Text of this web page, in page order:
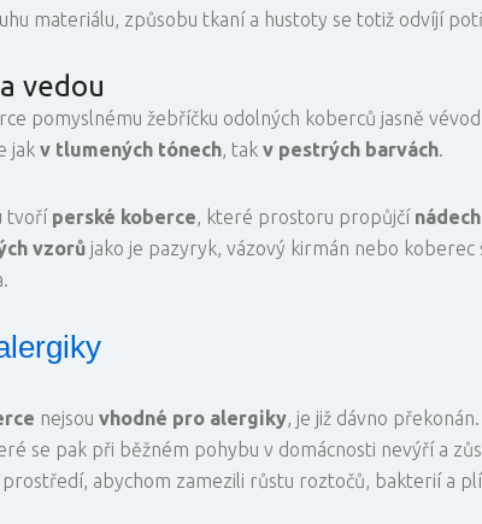
materiálu, způsobu tkaní a hustoty se totiž odvíjí
vedou
pomyslnému žebříčku odolných koberců jasně
jak v tlumených tónech, tak v pestrých barvách.
tvoří perské koberce, které prostoru propůjčí
vzorů jako je pazyryk, vázový kirmán nebo
nejsou vhodné pro alergiky, je již dávno
se pak při běžném pohybu v domácnosti nevýří a
abychom zamezili růstu roztočů, bakterií a